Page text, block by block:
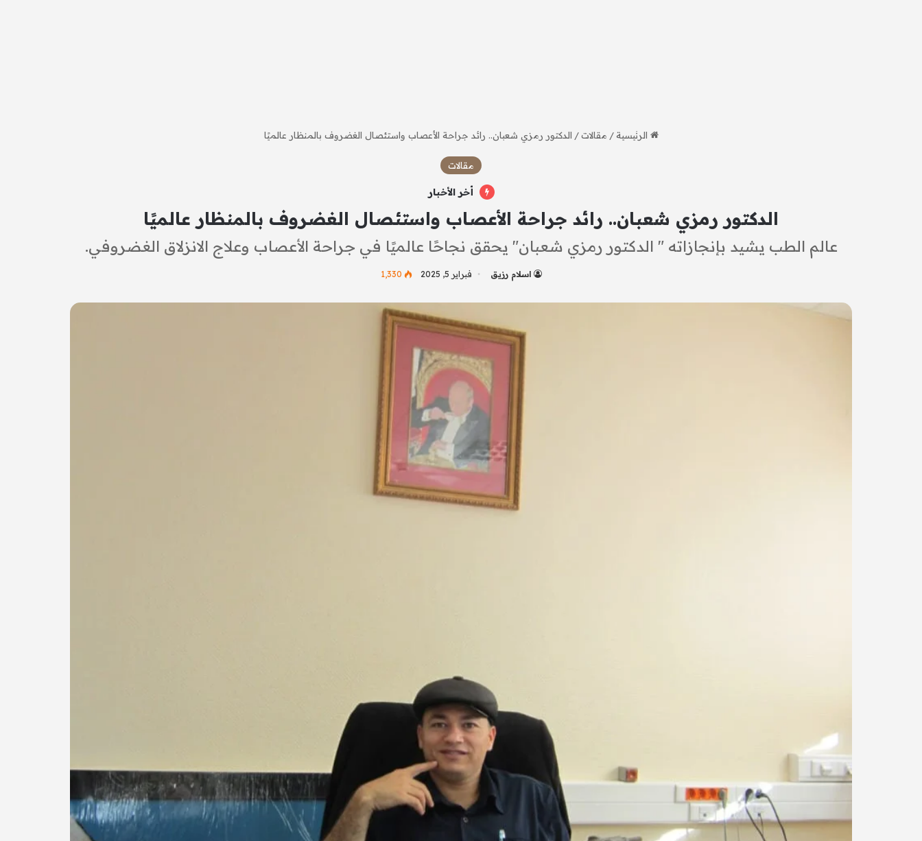
الرئيسية / مقالات / الدكتور رمزي شعبان.. رائد جراحة الأعصاب واستئصال الغضروف بالمنظار عالميًا
مقالات
أخر الأخبار
الدكتور رمزي شعبان.. رائد جراحة الأعصاب واستئصال الغضروف بالمنظار عالميًا
عالم الطب يشيد بإنجازاته " الدكتور رمزي شعبان" يحقق نجاحًا عالميًا في جراحة الأعصاب وعلاج الانزلاق الغضروفي.
اسلام رزيق فبراير 5, 2025 1٬330